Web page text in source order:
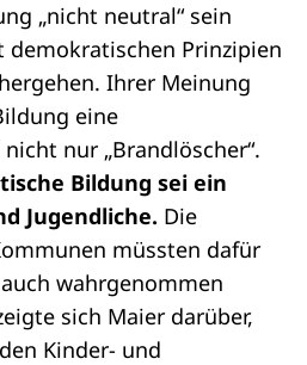
„nicht neutral“ sein
demokratischen Prinzipien
Ihrer Meinung
eine
nur „Brandlöscher“.
Bildung sei ein
Jugendliche. Die
müssten dafür
wahrgenommen
sich Maier darüber,
Kinder- und